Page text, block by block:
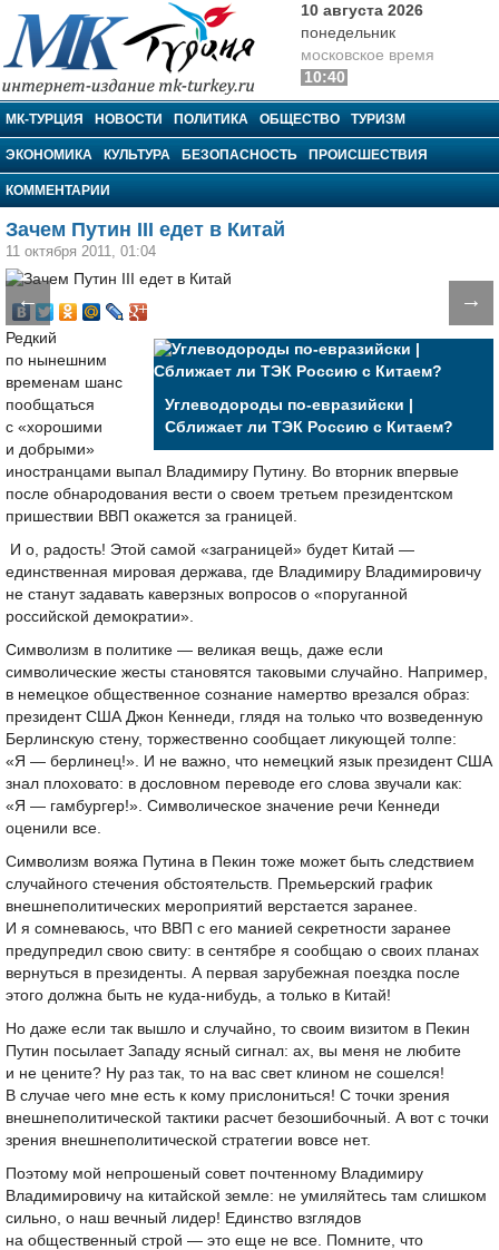
МК-Турция
10 августа 2026
понедельник
московское время
10:40
МК-ТУРЦИЯ НОВОСТИ ПОЛИТИКА ОБЩЕСТВО ТУРИЗМ
ЭКОНОМИКА КУЛЬТУРА БЕЗОПАСНОСТЬ ПРОИСШЕСТВИЯ
КОММЕНТАРИИ
Зачем Путин III едет в Китай
11 октября 2011, 01:04
← →
Углеводороды по-евразийски |
Сближает ли ТЭК Россию с Китаем?
Редкий
по нынешним
временам шанс
пообщаться
с «хорошими
и добрыми»
иностранцами выпал Владимиру Путину. Во вторник впервые
после обнародования вести о своем третьем президентском
пришествии ВВП окажется за границей.
И о, радость! Этой самой «заграницей» будет Китай —
единственная мировая держава, где Владимиру Владимировичу
не станут задавать каверзных вопросов о «поруганной
российской демократии».
Символизм в политике — великая вещь, даже если
символические жесты становятся таковыми случайно. Например,
в немецкое общественное сознание намертво врезался образ:
президент США Джон Кеннеди, глядя на только что возведенную
Берлинскую стену, торжественно сообщает ликующей толпе:
«Я — берлинец!». И не важно, что немецкий язык президент США
знал плоховато: в дословном переводе его слова звучали как:
«Я — гамбургер!». Символическое значение речи Кеннеди
оценили все.
Символизм вояжа Путина в Пекин тоже может быть следствием
случайного стечения обстоятельств. Премьерский график
внешнеполитических мероприятий верстается заранее.
И я сомневаюсь, что ВВП с его манией секретности заранее
предупредил свою свиту: в сентябре я сообщаю о своих планах
вернуться в президенты. А первая зарубежная поездка после
этого должна быть не куда-нибудь, а только в Китай!
Но даже если так вышло и случайно, то своим визитом в Пекин
Путин посылает Западу ясный сигнал: ах, вы меня не любите
и не цените? Ну раз так, то на вас свет клином не сошелся!
В случае чего мне есть к кому прислониться! С точки зрения
внешнеполитической тактики расчет безошибочный. А вот с точки
зрения внешнеполитической стратегии вовсе нет.
Поэтому мой непрошеный совет почтенному Владимиру
Владимировичу на китайской земле: не умиляйтесь там слишком
сильно, о наш вечный лидер! Единство взглядов
на общественный строй — это еще не все. Помните, что